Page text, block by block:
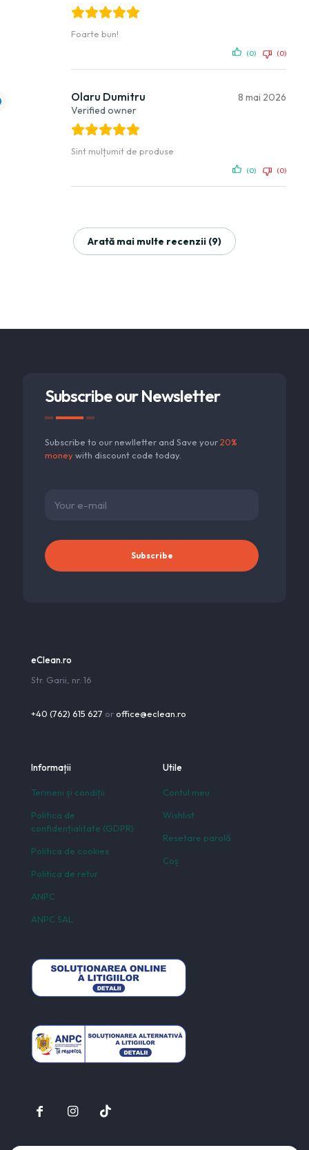
Foarte bun!
(0) (0)
Olaru Dumitru
Verified owner
8 mai 2026
Sint mulțumit de produse
(0) (0)
Arată mai multe recenzii (9)
Subscribe our Newsletter
Subscribe to our newlletter and Save your20%
moneywith discount code today.
eClean.ro
Str. Garii, nr. 16
+40 (762) 615 627 oroffice@eclean.ro
Informații
Termeni și condiții
Politica de
confidențialitate (GDPR)
Politica de cookies
Politica de retur
ANPC
ANPC SAL
Utile
Contul meu
Wishlist
Resetare parolă
Coș